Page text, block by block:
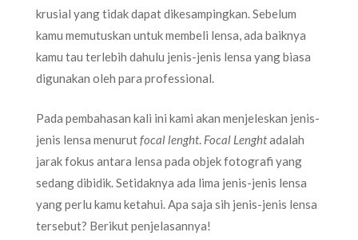
krusial yang tidak dapat dikesampingkan. Sebelum
kamu memutuskan untuk membeli lensa, ada baiknya
kamu tau terlebih dahulu jenis-jenis lensa yang biasa
digunakan oleh para professional.
Pada pembahasan kali ini kami akan menjeleskan jenis-
jenis lensa menurutfocal lenght Focal Lenghtadalah
jarak fokus antara lensa pada objek fotografi yang
sedang dibidik. Setidaknya ada lima jenis-jenis lensa
yang perlu kamu ketahui. Apa saja sih jenis-jenis lensa
tersebut? Berikut penjelasannya!